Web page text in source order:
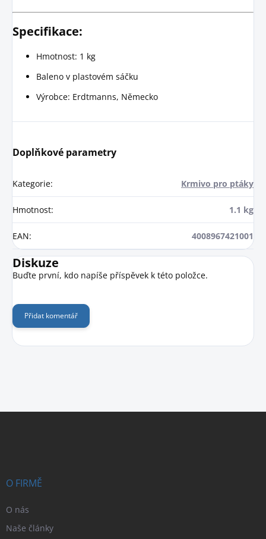
Specifikace:
Hmotnost: 1 kg
Baleno v plastovém sáčku
Výrobce: Erdtmanns, Německo
Doplňkové parametry
Kategorie: Krmivo pro ptáky
Hmotnost: 1.1 kg
EAN: 4008967421001
Diskuze
Buďte první, kdo napíše příspěvek k této položce.
Přidat komentář
Z
O FIRMĚ
O nás
Naše články